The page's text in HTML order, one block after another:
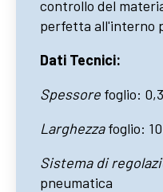
controllo del
perfetta all'interno
Dati Tecnici:
Spessore foglio:
Larghezzafoglio:
Sistema di
pneumatica